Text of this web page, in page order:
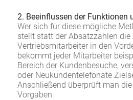
2. Beeinflussen der Funktionen
Wer sich für diese mögliche
stellt statt der Absatzzahlen die
Vertriebsmitarbeiter in den
bekommt jeder Mitarbeiter
Bereich der Kundenbesuche,
oder Neukundentelefonate
Anschließend überprüft man
Vorgaben.